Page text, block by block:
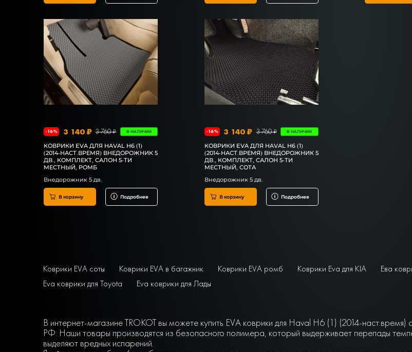
-16% 3 140 ₽ 3 760 ₽ В НАЛИЧИИ
КОВРИКИ EVA ДЛЯ HAVAL H6 (1)
(2014-НАСТ.ВРЕМЯ) ВНЕДОРОЖНИК 5
ДВ., КОМПЛЕКТ, САЛОН 5-ТИ
МЕСТНЫЙ, РОМБ
Внедорожник 5 дв.
В корзину Подробнее
-16% 3 140 ₽ 3 760 ₽ В НАЛИЧИИ
КОВРИКИ EVA ДЛЯ HAVAL H6 (1)
(2014-НАСТ.ВРЕМЯ) ВНЕДОРОЖНИК 5
ДВ., КОМПЛЕКТ, САЛОН 5-ТИ
МЕСТНЫЙ, СОТА
Внедорожник 5 дв.
В корзину Подробнее
Коврики EVA соты Коврики EVA в багажник Коврики EVA ромб Коврики Eva для KIA Ева
Eva коврики для Toyota
Eva коврики для Лады
В интернет-магазине TROKOT вы можете купить EVA коврики для Haval H6 (1) (2014-
РФ. Наши товары производятся из безопасного полимера, который выдерживает перепады
выделяют вредных испарений.